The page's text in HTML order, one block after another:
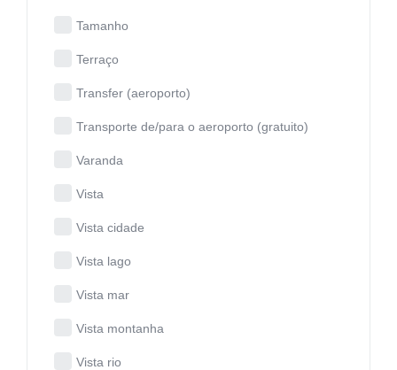
Tamanho
Terraço
Transfer (aeroporto)
Transporte de/para o aeroporto (gratuito)
Varanda
Vista
Vista cidade
Vista lago
Vista mar
Vista montanha
Vista rio